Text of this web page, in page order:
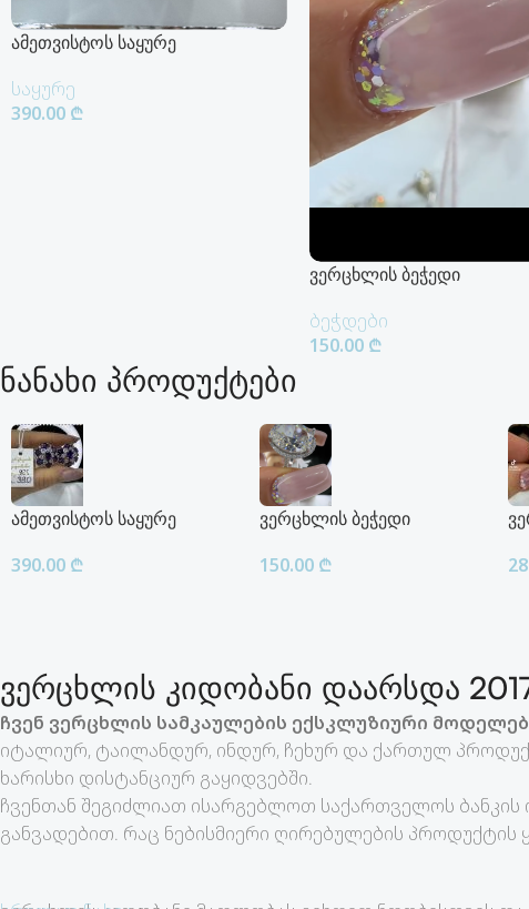
ამეთვისტოს საყურე
საყურე
390.00 ₾
ვერცხლის ბეჭედი
ბეჭდები
150.00 ₾
ნანახი პროდუქტები
ამეთვისტოს საყურე
390.00 ₾
ვერცხლის ბეჭედი
150.00 ₾
ვერცხლის კიდობანი დაარსდა
ჩვენ ვერცხლის სამკაულების ექსკლუზიური
იტალიურ, ტაილანდურ, ინდურ, ჩეხურ და ქართულ
ხარისხი დისტანციურ გაყიდვებში.
ჩვენთან შეგიძლიათ ისარგებლოთ საქართველოს
განვადებით. რაც ნებისმიერი ღირებულების